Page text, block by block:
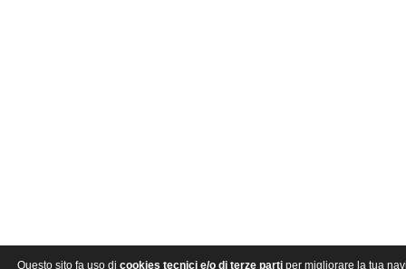
Questo sito fa uso di cookies tecnici e/o di terze partiper migliorare la tua